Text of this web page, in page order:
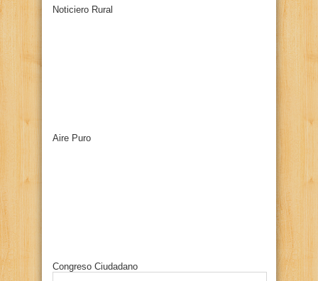
Noticiero Rural
Aire Puro
Congreso Ciudadano